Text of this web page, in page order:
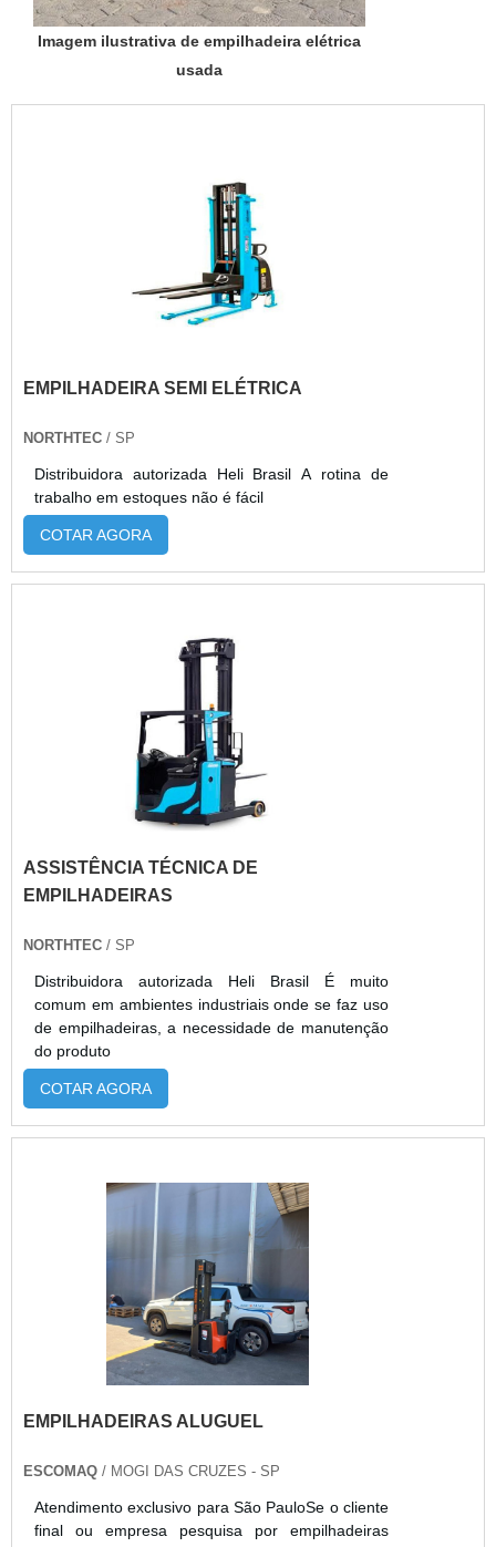
Imagem ilustrativa de empilhadeira elétrica
usada
EMPILHADEIRA SEMI ELÉTRICA
NORTHTEC / SP
Distribuidora autorizada Heli Brasil A rotina de
trabalho em estoques não é fácil
COTAR AGORA
ASSISTÊNCIA TÉCNICA DE
EMPILHADEIRAS
NORTHTEC / SP
Distribuidora autorizada Heli Brasil É muito
comum em ambientes industriais onde se faz uso
de empilhadeiras, a necessidade de manutenção
do produto
COTAR AGORA
EMPILHADEIRAS ALUGUEL
ESCOMAQ / MOGI DAS CRUZES - SP
Atendimento exclusivo para São PauloSe o cliente
final ou empresa pesquisa por empilhadeiras